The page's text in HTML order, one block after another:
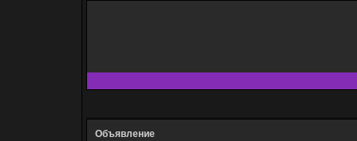
Объявление